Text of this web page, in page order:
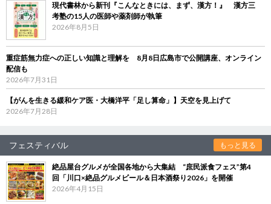
現代書林から新刊『こんなときには、まず、漢方！』 漢方三
考塾の15人の医師や薬剤師が執筆
2026年8月5日
重症筋無力症への正しい知識と理解を 8月8日広島市で公開講座、オンライン
配信も
2026年7月31日
【がんを生きる緩和ケア医・大橋洋平「足し算命」】天空を見上げて
2026年7月28日
フェスティバル もっと見る
絶品屋台グルメが全国各地から大集結 “庶民派食フェス”第4
回「川口×絶品グルメビール＆日本酒祭り2026」を開催
2026年4月15日